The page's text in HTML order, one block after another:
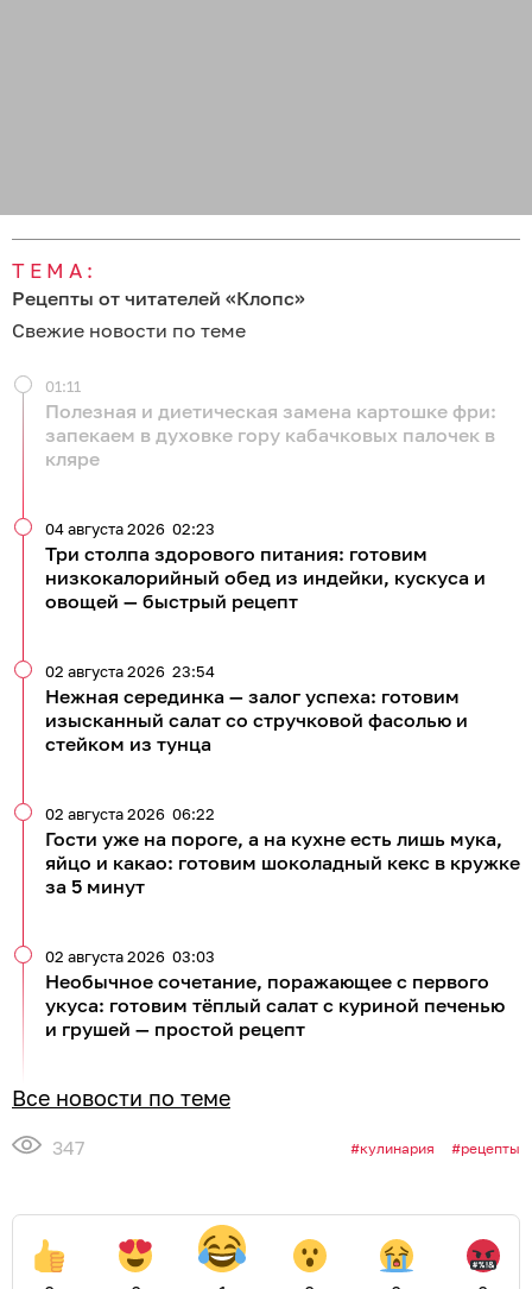
ТЕМА:
Рецепты от читателей «Клопс»
Свежие новости по теме
Полезная и диетическая замена картошке фри:
запекаем в духовке гору кабачковых палочек в
кляре
01:11
Три столпа здорового питания: готовим
низкокалорийный обед из индейки, кускуса и
овощей — быстрый рецепт
04 августа 2026 02:23
Нежная серединка — залог успеха: готовим
изысканный салат со стручковой фасолью и
стейком из тунца
02 августа 2026 23:54
Гости уже на пороге, а на кухне есть лишь мука,
яйцо и какао: готовим шоколадный кекс в кружке
за 5 минут
02 августа 2026 06:22
Необычное сочетание, поражающее с первого
укуса: готовим тёплый салат с куриной печенью
и грушей — простой рецепт
02 августа 2026 03:03
Все новости по теме
347 кулинария рецепты